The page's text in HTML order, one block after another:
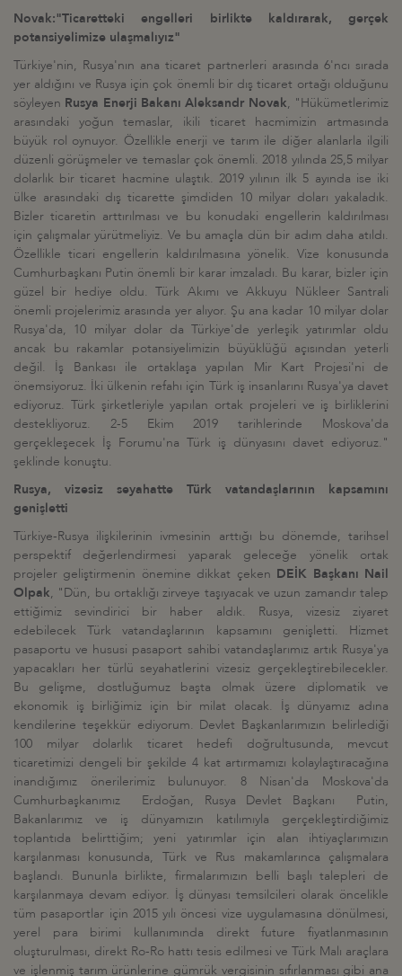
Novak:"Ticaretteki engelleri birlikte kaldırarak, gerçek
potansiyelimize ulaşmalıyız"
Türkiye'nin, Rusya'nın ana ticaret partnerleri arasında 6'ncı sırada
yer aldığını ve Rusya için çok önemli bir dış ticaret ortağı olduğunu
söyleyen Rusya Enerji Bakanı Aleksandr Novak, "Hükümetlerimiz
arasındaki yoğun temaslar, ikili ticaret hacmimizin artmasında
büyük rol oynuyor. Özellikle enerji ve tarım ile diğer alanlarla ilgili
düzenli görüşmeler ve temaslar çok önemli. 2018 yılında 25,5 milyar
dolarlık bir ticaret hacmine ulaştık. 2019 yılının ilk 5 ayında ise iki
ülke arasındaki dış ticarette şimdiden 10 milyar doları yakaladık.
Bizler ticaretin arttırılması ve bu konudaki engellerin kaldırılması
için çalışmalar yürütmeliyiz. Ve bu amaçla dün bir adım daha atıldı.
Özellikle ticari engellerin kaldırılmasına yönelik. Vize konusunda
Cumhurbaşkanı Putin önemli bir karar imzaladı. Bu karar, bizler için
güzel bir hediye oldu. Türk Akımı ve Akkuyu Nükleer Santrali
önemli projelerimiz arasında yer alıyor. Şu ana kadar 10 milyar dolar
Rusya'da, 10 milyar dolar da Türkiye'de yerleşik yatırımlar oldu
ancak bu rakamlar potansiyelimizin büyüklüğü açısından yeterli
değil. İş Bankası ile ortaklaşa yapılan Mir Kart Projesi'ni de
önemsiyoruz. İki ülkenin refahı için Türk iş insanlarını Rusya'ya davet
ediyoruz. Türk şirketleriyle yapılan ortak projeleri ve iş birliklerini
destekliyoruz. 2-5 Ekim 2019 tarihlerinde Moskova'da
gerçekleşecek İş Forumu'na Türk iş dünyasını davet ediyoruz."
şeklinde konuştu.
Rusya, vizesiz seyahatte Türk vatandaşlarının kapsamını
genişletti
Türkiye-Rusya ilişkilerinin ivmesinin arttığı bu dönemde, tarihsel
perspektif değerlendirmesi yaparak geleceğe yönelik ortak
projeler geliştirmenin önemine dikkat çeken DEİK Başkanı Nail
Olpak, "Dün, bu ortaklığı zirveye taşıyacak ve uzun zamandır talep
ettiğimiz sevindirici bir haber aldık. Rusya, vizesiz ziyaret
edebilecek Türk vatandaşlarının kapsamını genişletti. Hizmet
pasaportu ve hususi pasaport sahibi vatandaşlarımız artık Rusya'ya
yapacakları her türlü seyahatlerini vizesiz gerçekleştirebilecekler.
Bu gelişme, dostluğumuz başta olmak üzere diplomatik ve
ekonomik iş birliğimiz için bir milat olacak. İş dünyamız adına
kendilerine teşekkür ediyorum. Devlet Başkanlarımızın belirlediği
100 milyar dolarlık ticaret hedefi doğrultusunda, mevcut
ticaretimizi dengeli bir şekilde 4 kat artırmamızı kolaylaştıracağına
inandığımız önerilerimiz bulunuyor. 8 Nisan'da Moskova'da
Cumhurbaşkanımız Erdoğan, Rusya Devlet Başkanı Putin,
Bakanlarımız ve iş dünyamızın katılımıyla gerçekleştirdiğimiz
toplantıda belirttiğim; yeni yatırımlar için alan ihtiyaçlarımızın
karşılanması konusunda, Türk ve Rus makamlarınca çalışmalara
başlandı. Bununla birlikte, firmalarımızın belli başlı talepleri de
karşılanmaya devam ediyor. İş dünyası temsilcileri olarak öncelikle
tüm pasaportlar için 2015 yılı öncesi vize uygulamasına dönülmesi,
yerel para birimi kullanımında direkt future fiyatlanmasının
oluşturulması, direkt Ro-Ro hattı tesis edilmesi ve Türk Malı araçlara
ve işlenmiş tarım ürünlerine gümrük vergisinin sıfırlanması gibi ana